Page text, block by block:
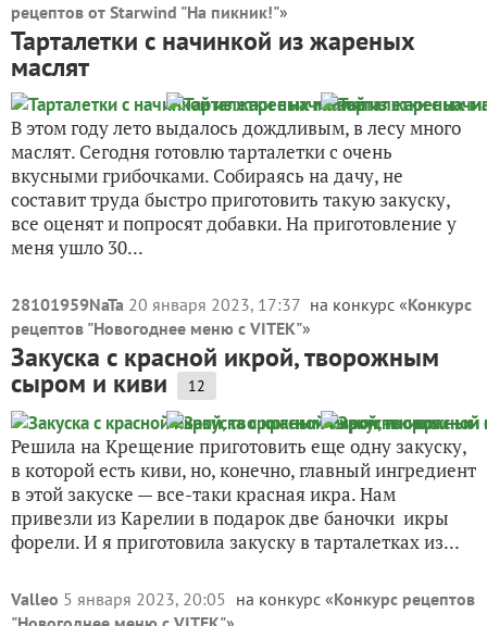
рецептов от Starwind "На пикник!"»
Тарталетки с начинкой из жареных
маслят
В этом году лето выдалось дождливым, в лесу много
маслят. Сегодня готовлю тарталетки с очень
вкусными грибочками. Собираясь на дачу, не
составит труда быстро приготовить такую закуску,
все оценят и попросят добавки. На приготовление у
меня ушло 30...
28101959NaTa 20 января 2023, 17:37 на конкурс «Конкурс
рецептов "Новогоднее меню с VITEK"»
Закуска с красной икрой, творожным
сыром и киви 12
Решила на Крещение приготовить еще одну закуску,
в которой есть киви, но, конечно, главный ингредиент
в этой закуске — все-таки красная икра. Нам
привезли из Карелии в подарок две баночки икры
форели. И я приготовила закуску в тарталетках из...
Valleo 5 января 2023, 20:05 на конкурс «Конкурс рецептов